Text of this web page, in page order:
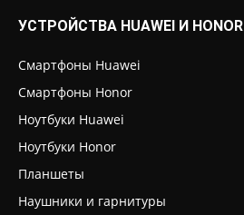
УСТРОЙСТВА HUAWEI И HONOR
Смартфоны Huawei
Смартфоны Honor
Ноутбуки Huawei
Ноутбуки Honor
Планшеты
Наушники и гарнитуры